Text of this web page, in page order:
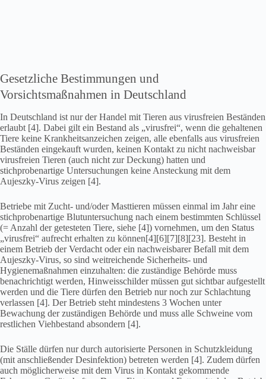
Gesetzliche Bestimmungen und
Vorsichtsmaßnahmen in Deutschland
In Deutschland ist nur der Handel mit Tieren aus virusfreien Beständen
erlaubt [4]. Dabei gilt ein Bestand als „virusfrei“, wenn die gehaltenen
Tiere keine Krankheitsanzeichen zeigen, alle ebenfalls aus virusfreien
Beständen eingekauft wurden, keinen Kontakt zu nicht nachweisbar
virusfreien Tieren (auch nicht zur Deckung) hatten und
stichprobenartige Untersuchungen keine Ansteckung mit dem
Aujeszky-Virus zeigen [4].
Betriebe mit Zucht- und/oder Masttieren müssen einmal im Jahr eine
stichprobenartige Blutuntersuchung nach einem bestimmten Schlüssel
(= Anzahl der getesteten Tiere, siehe [4]) vornehmen, um den Status
„virusfrei“ aufrecht erhalten zu können[4][6][7][8][23]. Besteht in
einem Betrieb der Verdacht oder ein nachweisbarer Befall mit dem
Aujeszky-Virus, so sind weitreichende Sicherheits- und
Hygienemaßnahmen einzuhalten: die zuständige Behörde muss
benachrichtigt werden, Hinweisschilder müssen gut sichtbar aufgestellt
werden und die Tiere dürfen den Betrieb nur noch zur Schlachtung
verlassen [4]. Der Betrieb steht mindestens 3 Wochen unter
Bewachung der zuständigen Behörde und muss alle Schweine vom
restlichen Viehbestand absondern [4].
Die Ställe dürfen nur durch autorisierte Personen in Schutzkleidung
(mit anschließender Desinfektion) betreten werden [4]. Zudem dürfen
auch möglicherweise mit dem Virus in Kontakt gekommende